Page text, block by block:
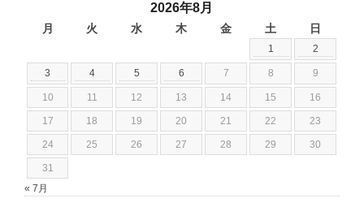
2026年8月
月 火 水 木 金 土 日
1 2
3 4 5 6 7 8 9
10 11 12 13 14 15 16
17 18 19 20 21 22 23
24 25 26 27 28 29 30
31
« 7月